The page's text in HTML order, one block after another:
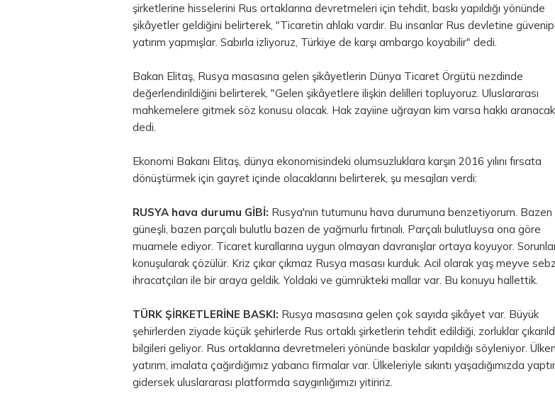
şirketlerine hisselerini Rus ortaklarına devretmeleri için tehdit, baskı yapıldığı yönünde
şikâyetler geldiğini belirterek, "Ticaretin ahlakı vardır. Bu insanlar Rus devletine güvenip
yatırım yapmışlar. Sabırla izliyoruz, Türkiye de karşı ambargo koyabilir" dedi.
Bakan Elitaş, Rusya masasına gelen şikâyetlerin Dünya Ticaret Örgütü nezdinde
değerlendirildiğini belirterek, "Gelen şikâyetlere ilişkin delilleri topluyoruz. Uluslararası
mahkemelere gitmek söz konusu olacak. Hak zayiine uğrayan kim varsa hakkı
dedi.
Ekonomi Bakanı Elitaş, dünya ekonomisindeki olumsuzluklara karşın 2016 yılını fırsata
dönüştürmek için gayret içinde olacaklarını belirterek, şu mesajları verdi:
RUSYA hava durumu GİBİ: Rusya'nın tutumunu hava durumuna benzetiyorum. Bazen
güneşli, bazen parçalı bulutlu bazen de yağmurlu fırtınalı. Parçalı bulutluysa ona göre
muamele ediyor. Ticaret kurallarına uygun olmayan davranışlar ortaya koyuyor.
konuşularak çözülür. Kriz çıkar çıkmaz Rusya masası kurduk. Acil olarak yaş meyve
ihracatçıları ile bir araya geldik. Yoldaki ve gümrükteki mallar var. Bu konuyu hallettik.
TÜRK ŞİRKETLERİNE BASKI: Rusya masasına gelen çok sayıda şikâyet var. Büyük
şehirlerden ziyade küçük şehirlerde Rus ortaklı şirketlerin tehdit edildiği, zorluklar
bilgileri geliyor. Rus ortaklarına devretmeleri yönünde baskılar yapıldığı söyleniyor.
yatırım, imalata çağırdığımız yabancı firmalar var. Ülkeleriyle sıkıntı yaşadığımızda
gidersek uluslararası platformda saygınlığımızı yitiririz.